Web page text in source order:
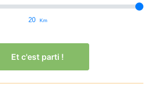
20 Km
Et c'est parti !